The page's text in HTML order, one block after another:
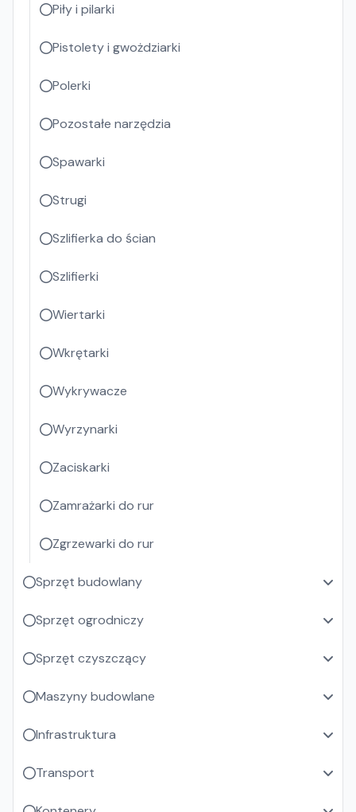
Piły i pilarki
Pistolety i gwożdziarki
Polerki
Pozostałe narzędzia
Spawarki
Strugi
Szlifierka do ścian
Szlifierki
Wiertarki
Wkrętarki
Wykrywacze
Wyrzynarki
Zaciskarki
Zamrażarki do rur
Zgrzewarki do rur
Sprzęt budowlany
Sprzęt ogrodniczy
Sprzęt czyszczący
Maszyny budowlane
Infrastruktura
Transport